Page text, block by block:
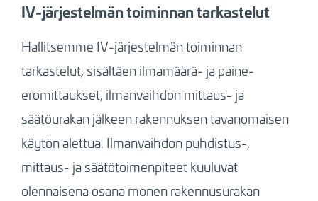
IV-järjestelmän toiminnan tarkastelut
Hallitsemme IV-järjestelmän toiminnan
tarkastelut, sisältäen ilmamäärä- ja paine-
eromittaukset, ilmanvaihdon mittaus- ja
säätöurakan jälkeen rakennuksen tavanomaisen
käytön alettua. Ilmanvaihdon puhdistus-,
mittaus- ja säätötoimenpiteet kuuluvat
olennaisena osana monen rakennusurakan